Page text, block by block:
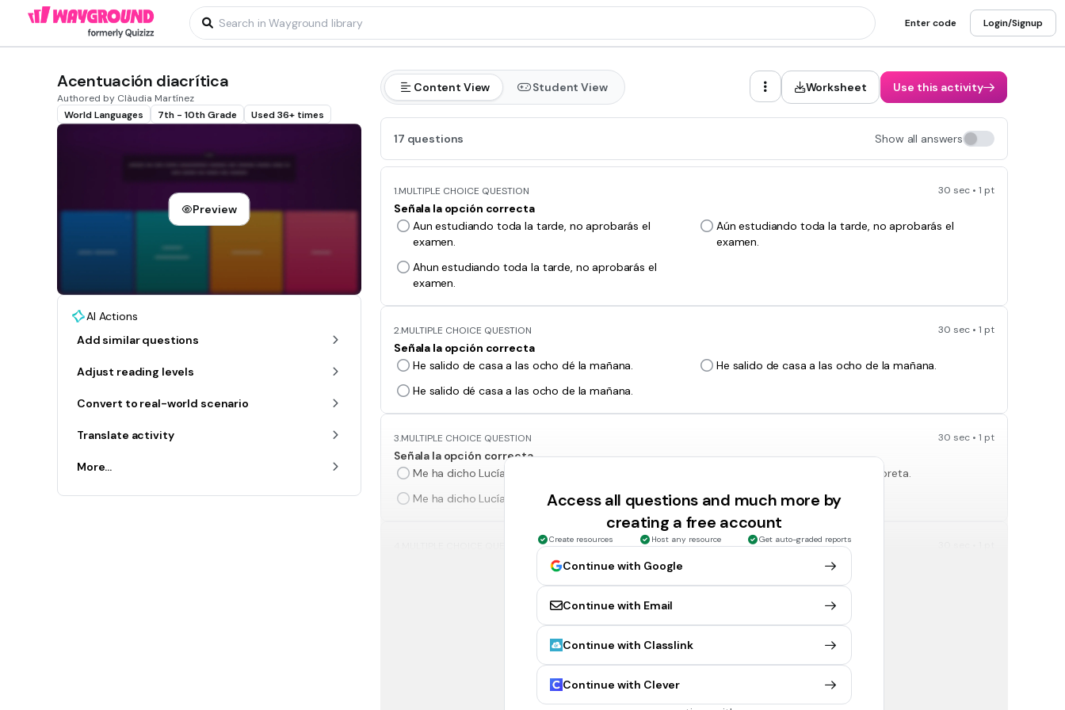
Enter code Login/Signup
Acentuación diacrítica
Authored by Clàudia Martínez
World Languages
7th - 10th Grade Used 36+ times
Preview
AI Actions
Add similar questions
Adjust reading levels
Convert to real-world scenario
Translate activity
More...
Content View Student View Worksheet Use this activity
17 questions Show all answers
1.MULTIPLE CHOICE QUESTION 30 sec • 1 pt
Señala la opción correcta
Aun estudiando toda la tarde, no aprobarás el
examen.
Aún estudiando toda la tarde, no aprobarás el
examen.
Ahun estudiando toda la tarde, no aprobarás el
examen.
2.MULTIPLE CHOICE QUESTION 30 sec • 1 pt
Señala la opción correcta
He salido de casa a las ocho dé la mañana.
He salido de casa a las ocho de la mañana.
He salido dé casa a las ocho de la mañana.
3.MULTIPLE CHOICE QUESTION 30 sec • 1 pt
Señala la opción correcta
Me ha dicho Lucía que té dé la libreta.
Me ha dicho Lucía que te dé la libreta.
Me ha dicho Lucía que te de la libreta.
Él éra un chico muy amable.
El era un chico muy amable.
Él era un chico muy amable.
Le he pedido que viniera, más no ha querido.
Le he pedido que viniera, mas no ha querido.
Access all questions and much more by
creating a free account
Create resources Host any resource Get auto-graded reports
Continue with Google
Continue with Email
Continue with Classlink
Continue with Clever